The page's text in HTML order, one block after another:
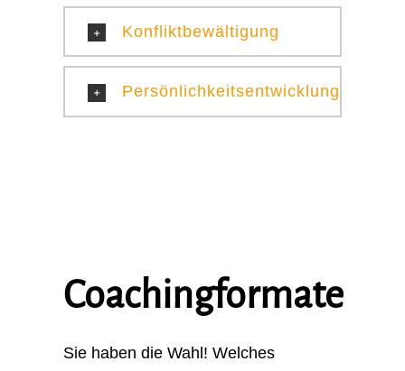
Konfliktbewältigung
Persönlichkeitsentwicklung
Coachingformate
Sie haben die Wahl! Welches